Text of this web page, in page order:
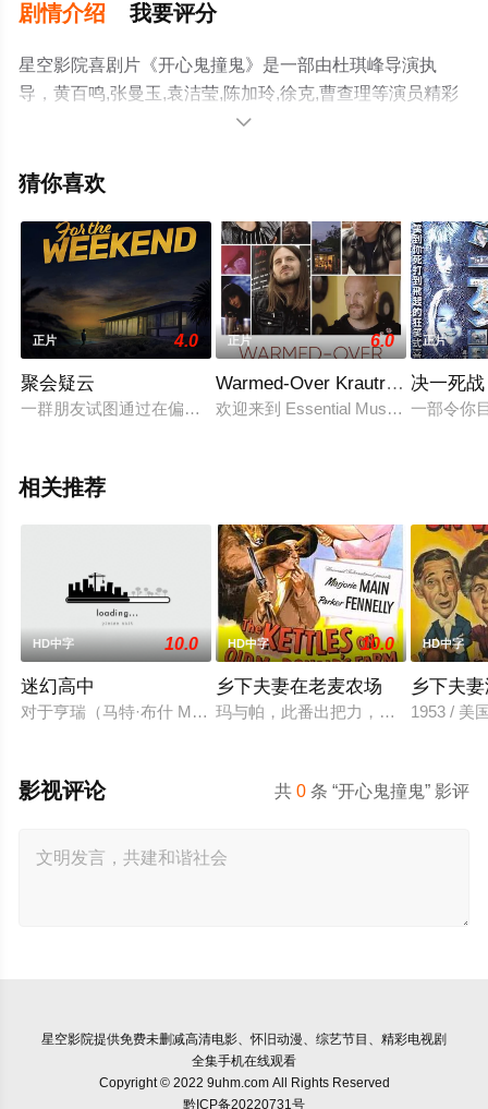
剧情介绍 我要评分
星空影院喜剧片《开心鬼撞鬼》是一部由杜琪峰导演执
导，黄百鸣,张曼玉,袁洁莹,陈加玲,徐克,曹查理等演员精彩
演绎的中国香港电影，手机免费观看高清无删减完整版电
电视猫或剧情网等平台了解。

猜你喜欢
正片 4.0
聚会疑云
一群朋友试图通过在偏远的沙漠之家庆祝生日来修复他们紧张
正片 6.0
Warmed-Over Krautrock 2020
欢迎来到 Essential Music，这是一
正片
决一死
一部令你
相关推荐
HD中字 10.0
迷幻高中
对于亨瑞（马特·布什 Matt Bush 饰）来说，生活可谓一帆风顺
HD中字 10.0
乡下夫妻在老麦农场
玛与帕，此番出把力，要替木材商布
HD中字
乡下夫
1953 / 美
共0 条 “开心鬼撞鬼” 影评
影视评论
星空影院提供免费未删减高清电影、怀旧动漫、综艺节目、精彩电视剧
全集手机在线观看
Copyright © 2022 9uhm.com All Rights Reserved
黔ICP备20220731号